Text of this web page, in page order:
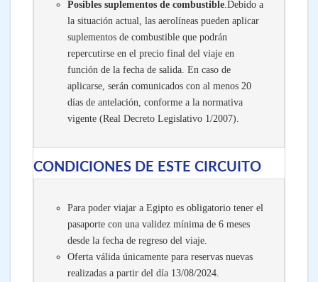
Posibles suplementos de combustible.Debido a
la situación actual, las aerolíneas pueden aplicar
suplementos de combustible que podrán
repercutirse en el precio final del viaje en
función de la fecha de salida. En caso de
aplicarse, serán comunicados con al menos 20
días de antelación, conforme a la normativa
vigente (Real Decreto Legislativo 1/2007).
CONDICIONES DE ESTE CIRCUITO
Para poder viajar a Egipto es obligatorio tener el
pasaporte con una validez mínima de 6 meses
desde la fecha de regreso del viaje.
Oferta válida únicamente para reservas nuevas
realizadas a partir del día 13/08/2024.